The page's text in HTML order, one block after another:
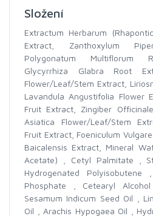
Složení
Extractum Herbarum
Extract, Zanthoxylum
Polygonatum Multiflorum
Glycyrrhiza Glabra Root
Flower/Leaf/Stem Extract,
Lavandula Angustifolia Flower
Fruit Extract, Zingiber
Asiatica Flower/Leaf/Stem
Fruit Extract, Foeniculum
Baicalensis Extract, Mineral
Acetate) , Cetyl Palmitate ,
Hydrogenated Polyisobutene
Phosphate , Cetearyl
Sesamum Indicum Seed Oil ,
Oil , Arachis Hypogaea Oil ,